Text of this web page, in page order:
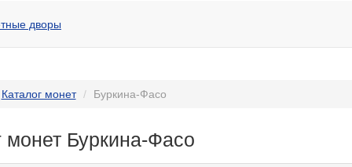
дворы
Каталог монет Буркина-Фасо
монет Буркина-Фасо